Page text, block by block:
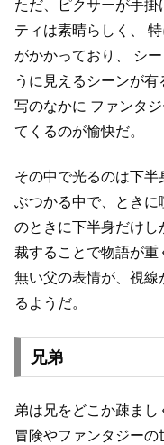
ただ、ピクサーが手掛
ティは素晴らしく、
がかかっており、
シ
うに見えるシーンが有
写のなかに ファンタ
てくるのが愉快だ。
その中で光るのは下半
ぶつかる中で、ときに
のときに下半身だけし
裁することで物語が重
無い父の表情が、視線
るようだ。
兄弟
弟は兄をどこか疎まし
冒険やファンタジーの